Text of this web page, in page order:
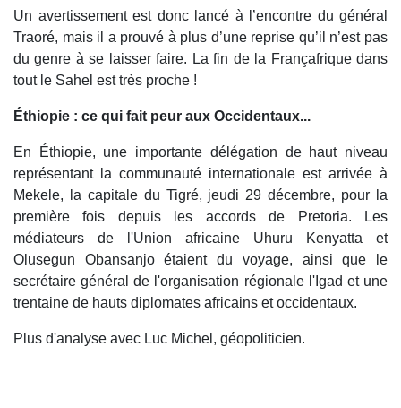
Un avertissement est donc lancé à l’encontre du général
Traoré, mais il a prouvé à plus d’une reprise qu’il n’est pas
du genre à se laisser faire. La fin de la Françafrique dans
tout le Sahel est très proche !
Éthiopie : ce qui fait peur aux Occidentaux...
En Éthiopie, une importante délégation de haut niveau
représentant la communauté internationale est arrivée à
Mekele, la capitale du Tigré, jeudi 29 décembre, pour la
première fois depuis les accords de Pretoria. Les
médiateurs de l'Union africaine Uhuru Kenyatta et
Olusegun Obansanjo étaient du voyage, ainsi que le
secrétaire général de l'organisation régionale l'Igad et une
trentaine de hauts diplomates africains et occidentaux.
Plus d'analyse avec Luc Michel, géopoliticien.